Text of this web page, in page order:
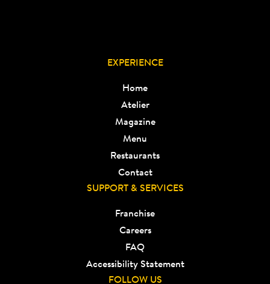
EXPERIENCE
Home
Atelier
Magazine
Menu
Restaurants
Contact
SUPPORT & SERVICES
Franchise
Careers
FAQ
Accessibility Statement
FOLLOW US